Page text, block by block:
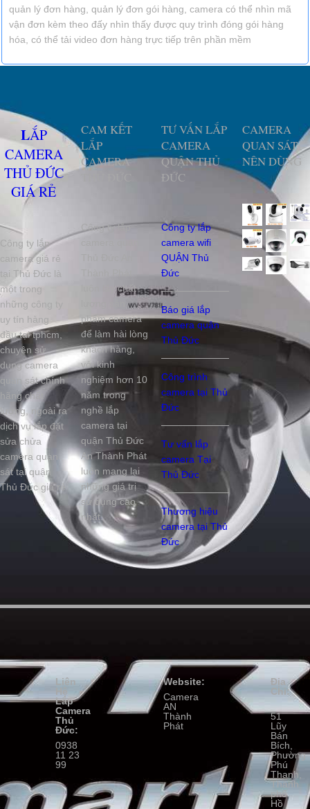
quản lý đơn hàng, quản lý đơn gói hàng, camera có thể nhìn mã
vận đơn kèm theo đấy nhìn thấy được quy trình đóng gói hàng
hóa, có thể tải video đơn hàng trực tiếp trên phần mềm
LẮP
CAMERA
THỦ ĐỨC
GIÁ RẺ
Công ty lắp
camera giá rẻ
tại Thủ Đức là
một trong
những công ty
uy tín hàng
đầu tại tphcm,
chuyên sử
dụng camera
quan sát chính
hãng chất
lượng, ngoài ra
dịch vụ lắp đặt
sửa chửa
camera quan
sát tại quận
Thủ Đức giá rẻ
CAM KẾT
LẮP
CAMERA
Công ty lắp
luôn lấy chất
phẩm camera
để làm hài lòng
khách hàng,
với kinh
nghiệm hơn 10
năm trong
nghề lắp
camera tại
quận Thủ Đức
An Thành Phát
luôn mang lại
những giá trị
sử dụng cao
nhất.
TƯ VẤN LẮP
CAMERA
QUẬN THỦ
ĐỨC
Công ty lắp
camera wifi
QUẬN Thủ
Đức
Báo giá lắp
camera quận
Thủ Đức
Công trình
camera tại Thủ
Đức
Tư vấn lắp
camera Tại
Thủ Đức
Thương hiệu
camera tại Thủ
Đức
CAMERA
QUAN SÁT
NÊN DÙNG
Liên
Hệ
Lắp
Camera
Thủ
Đức:
0938
11 23
99
Website:
Camera
AN
Thành
Phát
Địa
Chỉ:
51
Lũy
Bán
Bích,
Phường
Phú
Thạnh,
Thành
phố
Hồ